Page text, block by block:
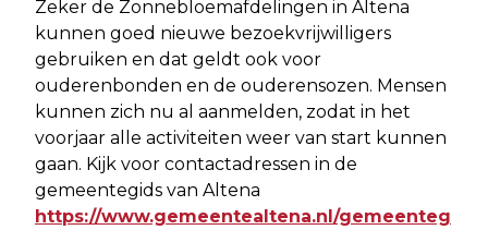
Zeker de Zonnebloemafdelingen in Altena
kunnen goed nieuwe bezoekvrijwilligers
gebruiken en dat geldt ook voor
ouderenbonden en de ouderensozen. Mensen
kunnen zich nu al aanmelden, zodat in het
voorjaar alle activiteiten weer van start kunnen
gaan. Kijk voor contactadressen in de
gemeentegids van Altena
https://www.gemeentealtena.nl/gemeenteg